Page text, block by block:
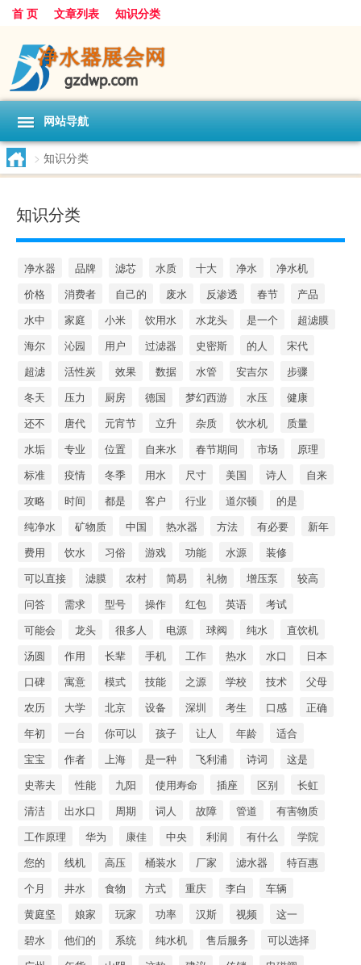
首 页 文章列表 知识分类
网站导航
> 知识分类
知识分类
净水器 品牌 滤芯 水质 十大 净水
净水机
价格
消费者 自己的 废水 反渗透 春节
产品
水中
家庭 小米 饮用水 水龙头 是一个
超滤膜
海尔
沁园 用户 过滤器 史密斯 的人
宋代
超滤
活性炭 效果 数据 水管 安吉尔
步骤
冬天
压力 厨房 德国 梦幻西游 水压
健康
还不
唐代 元宵节 立升 杂质 饮水机
质量
水垢
专业 位置 自来水 春节期间 市场
原理
标准
疫情 冬季 用水 尺寸 美国 诗人
自来
攻略
时间 都是 客户 行业 道尔顿
的是
纯净水
矿物质 中国 热水器 方法 有必要
新年
费用
饮水 习俗 游戏 功能 水源
装修
可以直接
滤膜 农村 简易 礼物 增压泵
较高
问答
需求 型号 操作 红包 英语
考试
可能会
龙头 很多人 电源 球阀 纯水
直饮机
汤圆
作用 长辈 手机 工作 热水 水口
日本
口碑
寓意 模式 技能 之源 学校 技术
父母
农历
大学 北京 设备 深圳 考生 口感
正确
年初
一台 你可以 孩子 让人 年龄
适合
宝宝
作者 上海 是一种 飞利浦 诗词
这是
史蒂夫
性能 九阳 使用寿命 插座 区别
长虹
清洁
出水口 周期 词人 故障 管道
有害物质
工作原理
华为 康佳 中央 利润 有什么
学院
您的
线机 高压 桶装水 厂家 滤水器
特百惠
个月
井水 食物 方式 重庆 李白
车辆
黄庭坚
娘家 玩家 功率 汉斯 视频
这一
碧水
他们的 系统 纯水机 售后服务
可以选择